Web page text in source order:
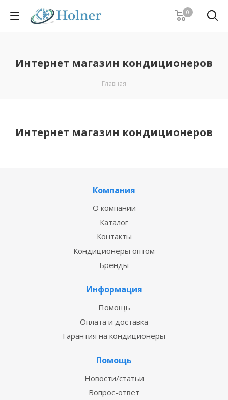
0
Интернет магазин кондиционеров
Главная
Интернет магазин кондиционеров
Компания
О компании
Каталог
Контакты
Кондиционеры оптом
Бренды
Информация
Помощь
Оплата и доставка
Гарантия на кондиционеры
Помощь
Новости/статьи
Вопрос-ответ